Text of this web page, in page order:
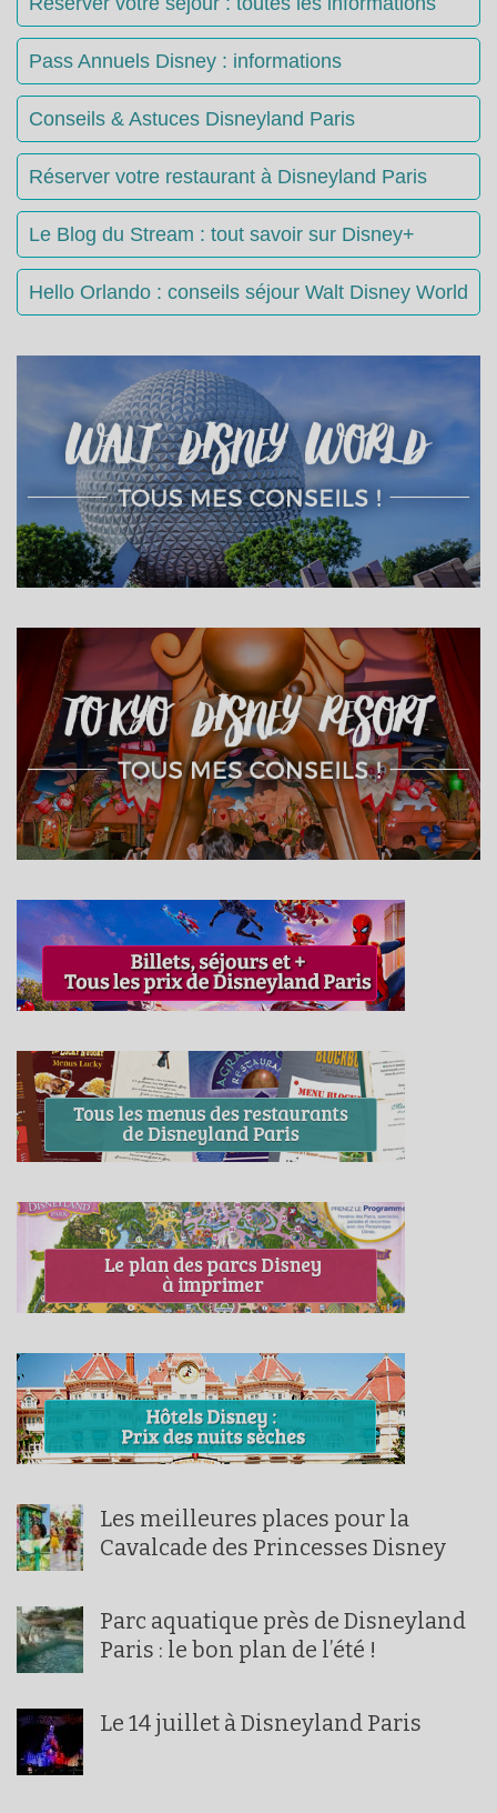
Pass Annuels Disney : informations
Conseils & Astuces Disneyland Paris
Réserver votre restaurant à Disneyland Paris
Le Blog du Stream : tout savoir sur Disney+
Hello Orlando : conseils séjour Walt Disney World
Les meilleures places pour la
Cavalcade des Princesses Disney
Parc aquatique près de Disneyland
Paris : le bon plan de l’été !
Le 14 juillet à Disneyland Paris